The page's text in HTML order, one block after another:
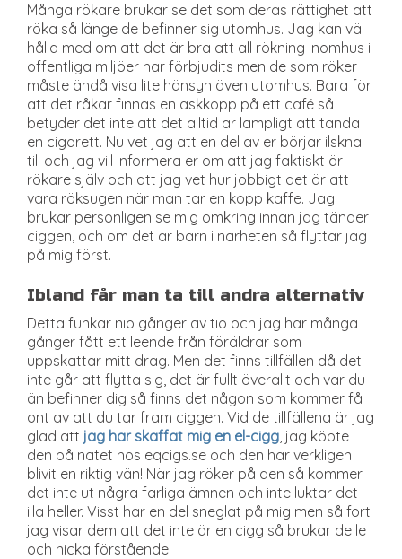
Många rökare brukar se det som deras rättighet att
röka så länge de befinner sig utomhus. Jag kan väl
hålla med om att det är bra att all rökning inomhus i
offentliga miljöer har förbjudits men de som röker
måste ändå visa lite hänsyn även utomhus. Bara för
att det råkar finnas en askkopp på ett café så
betyder det inte att det alltid är lämpligt att tända
en cigarett. Nu vet jag att en del av er börjar ilskna
till och jag vill informera er om att jag faktiskt är
rökare själv och att jag vet hur jobbigt det är att
vara röksugen när man tar en kopp kaffe. Jag
brukar personligen se mig omkring innan jag tänder
ciggen, och om det är barn i närheten så flyttar jag
på mig först.
Ibland får man ta till andra alternativ
Detta funkar nio gånger av tio och jag har många
gånger fått ett leende från föräldrar som
uppskattar mitt drag. Men det finns tillfällen då det
inte går att flytta sig, det är fullt överallt och var du
än befinner dig så finns det någon som kommer få
ont av att du tar fram ciggen. Vid de tillfällena är jag
glad att jag har skaffat mig en el-cigg, jag köpte
den på nätet hos eqcigs.se och den har verkligen
blivit en riktig vän! När jag röker på den så kommer
det inte ut några farliga ämnen och inte luktar det
illa heller. Visst har en del sneglat på mig men så fort
jag visar dem att det inte är en cigg så brukar de le
och nicka förstående.